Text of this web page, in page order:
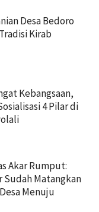
Desa Bedoro
Kirab
Kebangsaan,
4 Pilar di
Akar Rumput:
Sudah Matangkan
Menuju